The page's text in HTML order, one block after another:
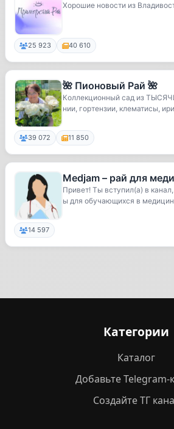
Хорошие новости из
25 923 40 610
🌺 Пионовый Рай 🌺
Коллекционный сад из
нии, гортензии, клематисы,
39 072 11 850
Medjam – рай для
Привет! Ты вступил(а) в
ы для обучающихся в
14 597
Категории
Каталог
Добавьте Telegram-
Создайте ТГ